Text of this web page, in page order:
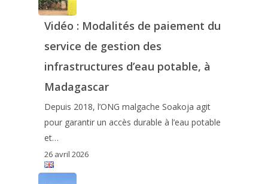
Vidéo : Modalités de paiement du
service de gestion des
infrastructures d’eau potable, à
Madagascar
Depuis 2018, l’ONG malgache Soakoja agit
pour garantir un accès durable à l’eau potable
et…
26 avril 2026